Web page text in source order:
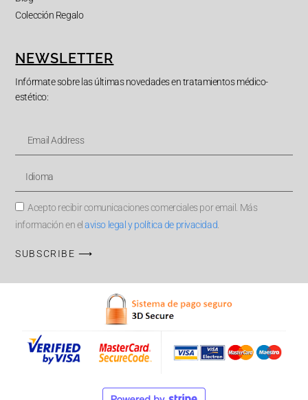
Colección Regalo
NEWSLETTER
Infórmate sobre las últimas novedades en tratamientos médico-
estético:
Acepto recibir comunicaciones comerciales por email. Más
información en elaviso legal y política de privacidad.
SUBSCRIBE ⟶